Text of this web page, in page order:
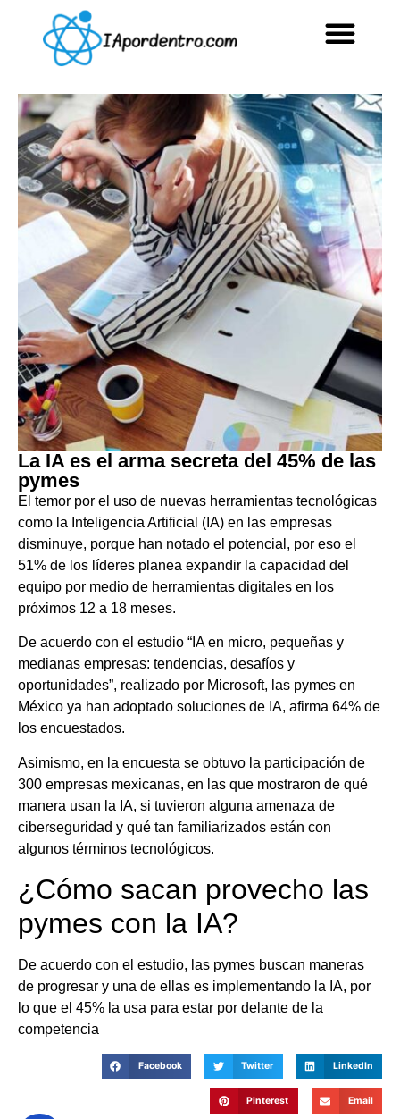
La IA es el arma secreta del 45% de las
pymes
El temor por el uso de nuevas herramientas tecnológicas
como la Inteligencia Artificial (IA) en las empresas
disminuye, porque han notado el potencial, por eso el
51% de los líderes planea expandir la capacidad del
equipo por medio de herramientas digitales en los
próximos 12 a 18 meses.
De acuerdo con el estudio “IA en micro, pequeñas y
medianas empresas: tendencias, desafíos y
oportunidades”, realizado por Microsoft, las pymes en
México ya han adoptado soluciones de IA, afirma 64% de
los encuestados.
Asimismo, en la encuesta se obtuvo la participación de
300 empresas mexicanas, en las que mostraron de qué
manera usan la IA, si tuvieron alguna amenaza de
ciberseguridad y qué tan familiarizados están con
algunos términos tecnológicos.
¿Cómo sacan provecho las
pymes con la IA?
De acuerdo con el estudio, las pymes buscan maneras
de progresar y una de ellas es implementando la IA, por
lo que el 45% la usa para estar por delante de la
competencia
Facebook Twitter LinkedIn
Pinterest Email